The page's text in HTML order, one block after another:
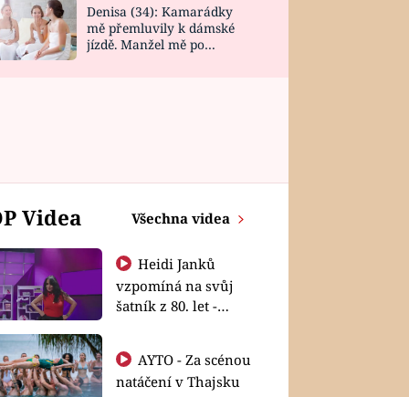
Denisa (34): Kamarádky
mě přemluvily k dámské
jízdě. Manžel mě po
Videa Všechna videa
Heidi Janků
vzpomíná na svůj
šatník z 80. let -
natáčení v Thajsku